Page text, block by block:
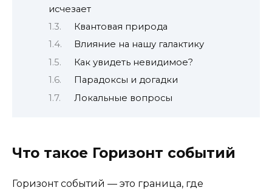
исчезает
Квантовая природа
Влияние на нашу галактику
Как увидеть невидимое?
Парадоксы и догадки
Локальные вопросы
Что такое Горизонт событий
Горизонт событий — это граница, где